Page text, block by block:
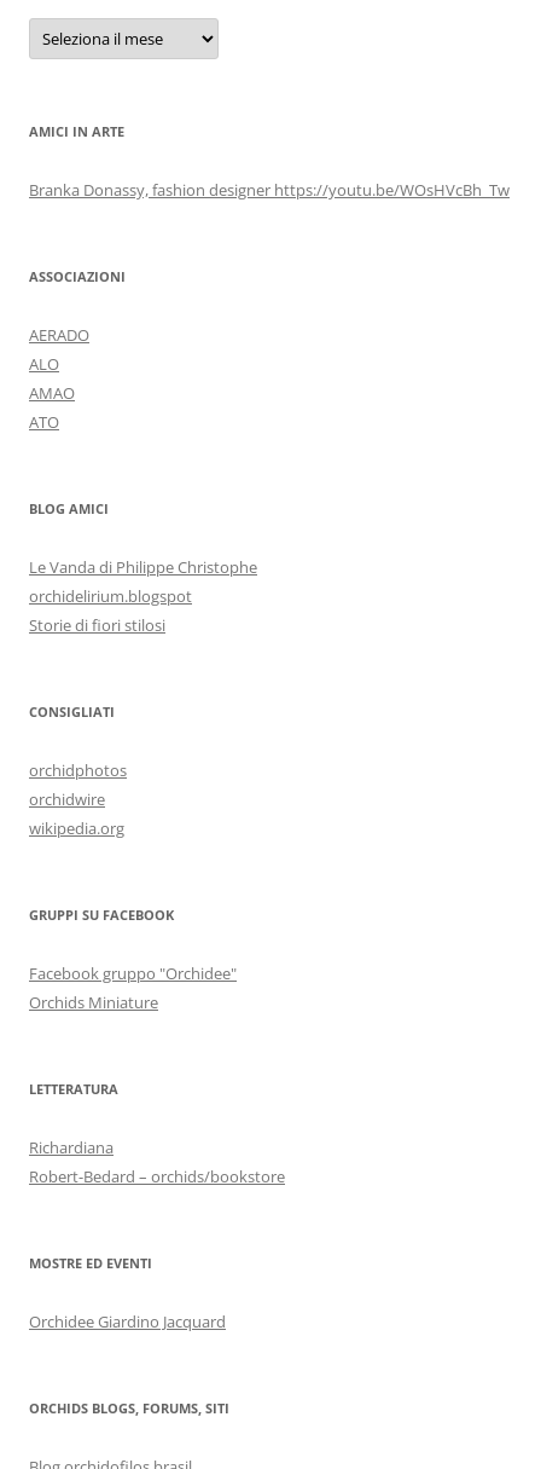
Archivi
AMICI IN ARTE
Branka Donassy, fashion designer https://youtu.be/WOsHVcBh_Tw
ASSOCIAZIONI
AERADO
ALO
AMAO
ATO
BLOG AMICI
Le Vanda di Philippe Christophe
orchidelirium.blogspot
Storie di fiori stilosi
CONSIGLIATI
orchidphotos
orchidwire
wikipedia.org
GRUPPI SU FACEBOOK
Facebook gruppo "Orchidee"
Orchids Miniature
LETTERATURA
Richardiana
Robert-Bedard – orchids/bookstore
MOSTRE ED EVENTI
Orchidee Giardino Jacquard
ORCHIDS BLOGS, FORUMS, SITI